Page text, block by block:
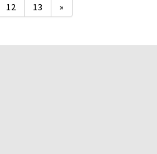
12 13 »